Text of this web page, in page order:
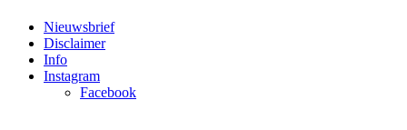
Nieuwsbrief
Disclaimer
Info
Instagram
Facebook